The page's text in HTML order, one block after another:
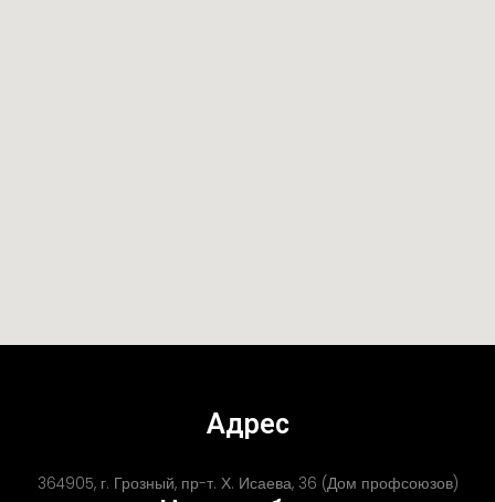
Адрес
364905, г. Грозный, пр-т. Х. Исаева, 36 (Дом профсоюзов)